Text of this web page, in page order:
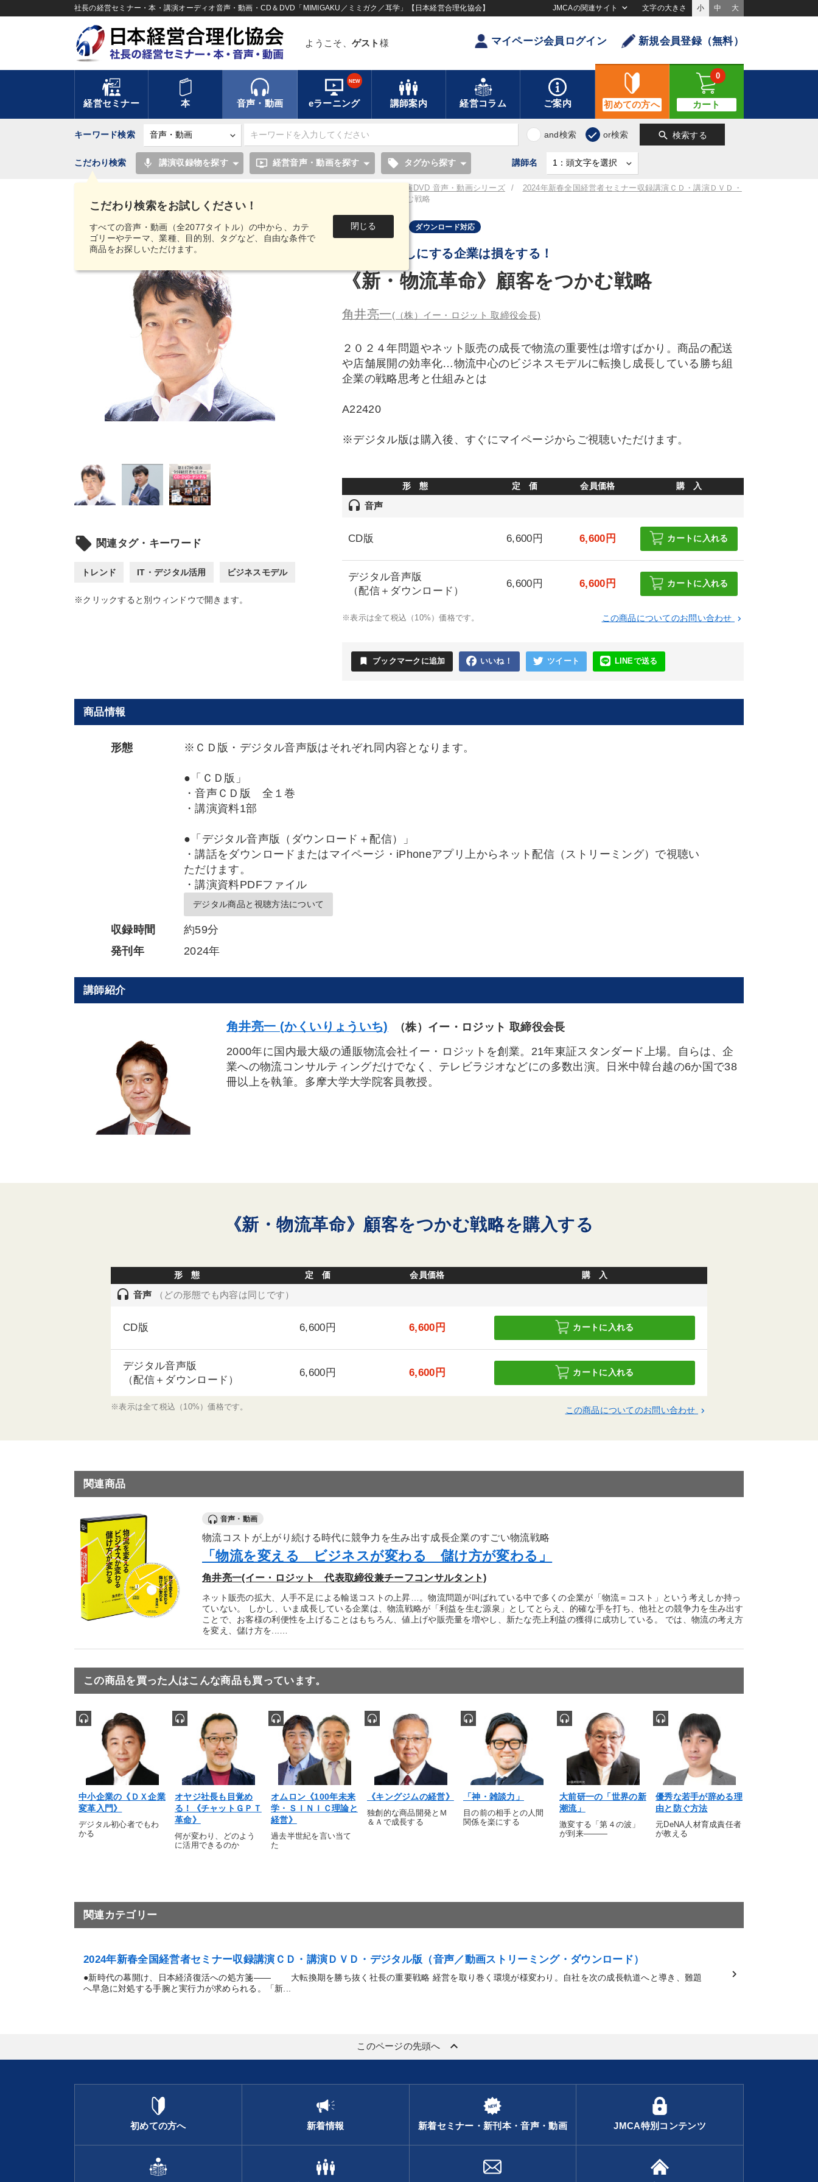
社長の経営セミナー・本・講演オーディオ音声・動画・CD＆DVD「MIMIGAKU／ミミガク／耳学」【日本経営合理化協会】 JMCAの関連サイト 文字の大きさ 小 中 大
ようこそ、 ゲスト 様 マイページ会員ログイン 新規会員登録（無料）
経営セミナー 本 音声・動画 eラーニング
NEW
講師案内 経営コラム ご案内 初めての方へ カート
0
キーワード検索 and検索 or検索 search 検索する
こだわり検索をお試しください！
すべての音声・動画（全2077タイトル）の中から、カテ
ゴリーやテーマ、業種、目的別、タグなど、自由な条件で
商品をお探しいただけます。
閉じる
こだわり検索 mic 講演収録物を探す ondemand_video 経営音声・動画を探す local_offer タグから探す 講師名
【MIMIGAKU／ミミガク／耳学】全国経営者セミナー講演CD・講演DVD 音声・動画シリーズ
2024年新春全国経営者セミナー収録講演ＣＤ・講演ＤＶＤ・
デジタル版（音声／動画ストリーミング・ダウンロード）
《新・物流革命》顧客をつかむ戦略
local_offer 関連タグ・キーワード
トレンド IT・デジタル活用 ビジネスモデル
※クリックすると別ウィンドウで開きます。
音声・動画 ダウンロード対応
物流を後回しにする企業は損をする！
《新・物流革命》顧客をつかむ戦略
角井亮一(（株）イー・ロジット 取締役会長)
２０２４年問題やネット販売の成長で物流の重要性は増すばかり。商品の配送
や店舗展開の効率化…物流中心のビジネスモデルに転換し成長している勝ち組
企業の戦略思考と仕組みとは
A22420
※デジタル版は購入後、すぐにマイページからご視聴いただけます。
形 態 定 価 会員価格 購 入
headset 音声
CD版 6,600円 6,600円 カートに入れる
デジタル音声版
（配信＋ダウンロード）
6,600円 6,600円 カートに入れる
※表示は全て税込（10%）価格です。 この商品についてのお問い合わせ keyboard_arrow_right
bookmark ブックマークに追加 いいね！ ツイート LINEで送る
商品情報
形態 ※ＣＤ版・デジタル音声版はそれぞれ同内容となります。
●「ＣＤ版」
・音声ＣＤ版 全１巻
・講演資料1部
●「デジタル音声版（ダウンロード＋配信）」
・講話をダウンロードまたはマイページ・iPhoneアプリ上からネット配信（ストリーミング）で視聴い
ただけます。
・講演資料PDFファイル
デジタル商品と視聴方法について
収録時間
約59分
発刊年
2024年
講師紹介
角井亮一 (かくいりょういち)
（株）イー・ロジット 取締役会長
2000年に国内最大級の通販物流会社イー・ロジットを創業。21年東証スタンダード上場。自らは、企
業への物流コンサルティングだけでなく、テレビラジオなどにの多数出演。日米中韓台越の6か国で38
冊以上を執筆。多摩大学大学院客員教授。
《新・物流革命》顧客をつかむ戦略を購入する
形 態 定 価 会員価格 購 入
headset 音声 （どの形態でも内容は同じです）
CD版 6,600円 6,600円 カートに入れる
デジタル音声版
（配信＋ダウンロード）
6,600円 6,600円 カートに入れる
※表示は全て税込（10%）価格です。 この商品についてのお問い合わせ keyboard_arrow_right
関連商品
音声・動画
物流コストが上がり続ける時代に競争力を生み出す成長企業のすごい物流戦略
「物流を変える ビジネスが変わる 儲け方が変わる」
角井亮一(イー・ロジット 代表取締役兼チーフコンサルタント)
ネット販売の拡大、人手不足による輸送コストの上昇…。物流問題が叫ばれている中で多くの企業が「物流＝コスト」という考えしか持っ
ていない。 しかし、いま成長している企業は、物流戦略が「利益を生む源泉」としてとらえ、的確な手を打ち、他社との競争力を生み出す
ことで、お客様の利便性を上げることはもちろん、値上げや販売量を増やし、新たな売上利益の獲得に成功している。 では、物流の考え方
を変え、儲け方を...…
この商品を買った人はこんな商品も買っています。
中小企業の《ＤＸ企業
変革入門》
デジタル初心者でもわ
かる
オヤジ社長も目覚め
る！《チャットＧＰＴ
革命》
何が変わり、どのよう
に活用できるのか
オムロン《100年未来
学・ＳＩＮＩＣ理論と
経営》
過去半世紀を言い当て
た
《キングジムの経営》
独創的な商品開発とＭ
＆Ａで成長する
「神・雑談力」
目の前の相手との人間
関係を楽にする
大前研一の「世界の新
潮流」
激変する「第４の波」
が到来―――
優秀な若手が辞める理
由と防ぐ方法
元DeNA人材育成責任者
が教える
関連カテゴリー
2024年新春全国経営者セミナー収録講演ＣＤ・講演ＤＶＤ・デジタル版（音声／動画ストリーミング・ダウンロード）
●新時代の幕開け、日本経済復活への処方箋―― 大転換期を勝ち抜く社長の重要戦略 経営を取り巻く環境が様変わり。自社を次の成長軌道へと導き、難題
へ早急に対処する手腕と実行力が求められる。「新...
このページの先頭へ keyboard_arrow_up
初めての方へ 新着情報 新着セミナー・新刊本・音声・動画 JMCA特別コンテンツ